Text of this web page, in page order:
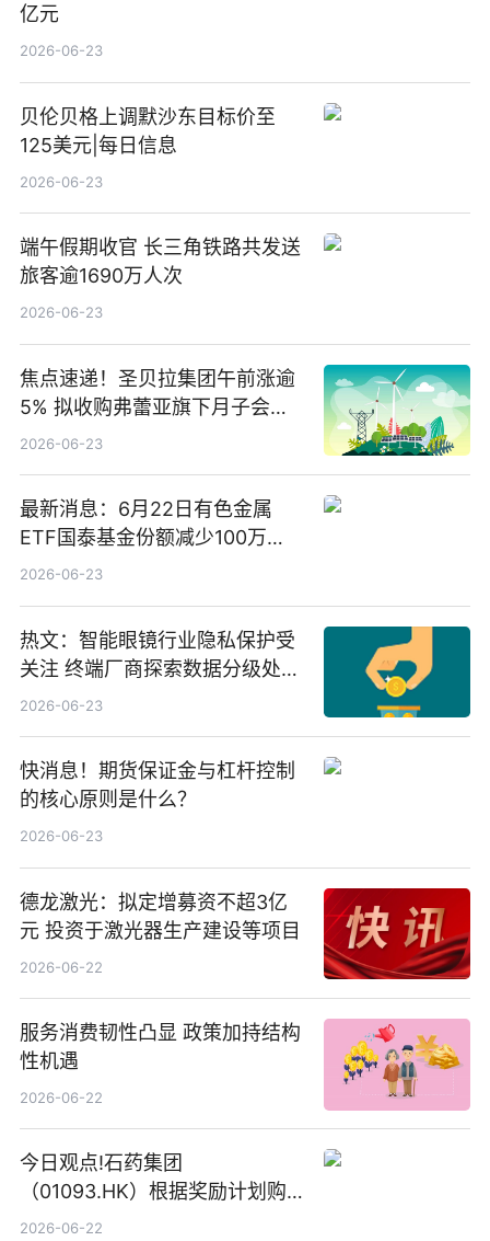
亿元
2026-06-23
贝伦贝格上调默沙东目标价至
125美元|每日信息
2026-06-23
端午假期收官 长三角铁路共发送
旅客逾1690万人次
2026-06-23
焦点速递！圣贝拉集团午前涨逾
5% 拟收购弗蕾亚旗下月子会所
业务少数股权
2026-06-23
最新消息：6月22日有色金属
ETF国泰基金份额减少100万
份，重仓股紫金矿业、洛阳钼
2026-06-23
热文：智能眼镜行业隐私保护受
关注 终端厂商探索数据分级处理
等方案
2026-06-23
快消息！期货保证金与杠杆控制
的核心原则是什么？
2026-06-23
德龙激光：拟定增募资不超3亿
元 投资于激光器生产建设等项目
2026-06-22
服务消费韧性凸显 政策加持结构
性机遇
2026-06-22
今日观点!石药集团
（01093.HK）根据奖励计划购
回580万股
2026-06-22